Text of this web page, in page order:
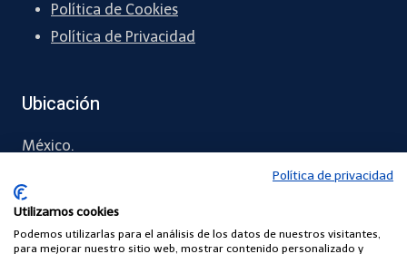
Política de Cookies
Política de Privacidad
Ubicación
México.
55 5461 1288
contacto@chapingreen.com
Política de privacidad
Utilizamos cookies
Podemos utilizarlas para el análisis de los datos de nuestros visitantes,
para mejorar nuestro sitio web, mostrar contenido personalizado y